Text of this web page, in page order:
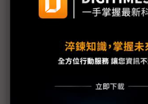
英特爾再砍2.1萬人 歐洲晶圓廠喊卡
川普曾想拆了NVIDIA 晶片界老實說